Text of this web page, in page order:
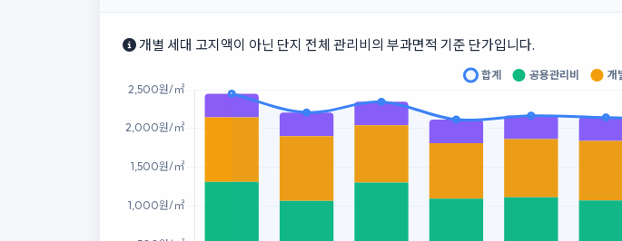
개별 세대 고지액이 아닌 단지 전체 관리비의 부과면적 기준 단가입니다.